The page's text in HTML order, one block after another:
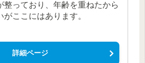
整っており、年齢を重ねたから
がここにはあります。
詳細ページ